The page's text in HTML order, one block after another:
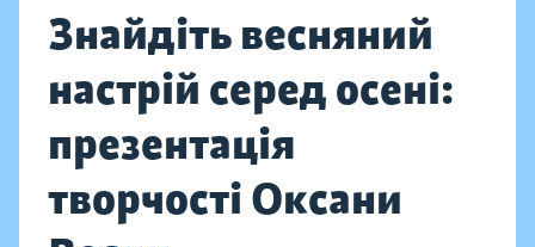
Знайдіть весняний
настрій серед осені:
презентація
творчості Оксани